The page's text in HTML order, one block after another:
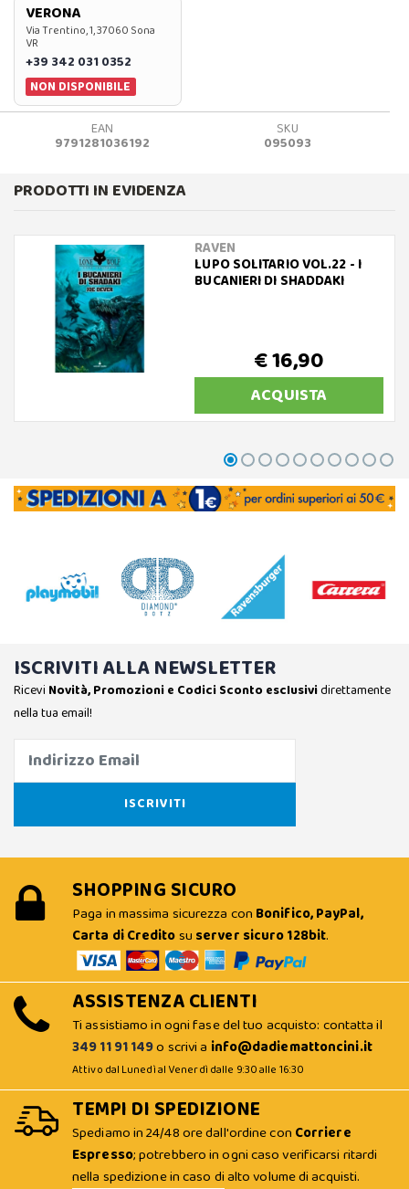
VERONA
Via Trentino, 1, 37060 Sona
VR
+39 342 031 0352
NON DISPONIBILE
EAN
9791281036192
SKU
095093
PRODOTTI IN EVIDENZA
RAVEN
LUPO SOLITARIO VOL.22 - I
BUCANIERI DI SHADDAKI
€ 16,90
ACQUISTA
ISCRIVITI ALLA NEWSLETTER
Ricevi Novità, Promozioni e Codici Sconto esclusividirettamente
nella tua email!
SHOPPING SICURO
Paga in massima sicurezza con Bonifico, PayPal,
Carta di Creditosu server sicuro 128bit.
ASSISTENZA CLIENTI
Ti assistiamo in ogni fase del tuo acquisto: contatta il
349 11 91 149o scrivi a info@dadiemattoncini.it
Attivo dal Lunedì al Venerdì dalle 9:30 alle 16:30
TEMPI DI SPEDIZIONE
Spediamo in 24/48 ore dall'ordine con Corriere
Espresso; potrebbero in ogni caso verificarsi ritardi
nella spedizione in caso di alto volume di acquisti.